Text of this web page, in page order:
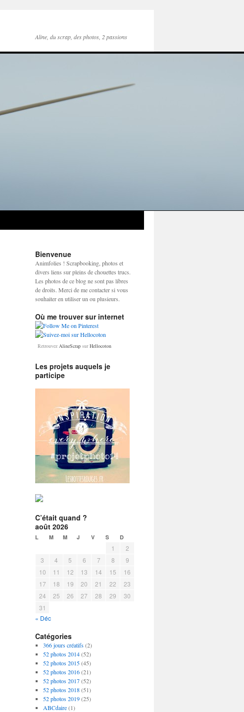
Aline, du scrap, des photos, 2 passions
Bienvenue
Animfolies ! Scrapbooking, photos et
divers liens sur pleins de chouettes trucs.
Les photos de ce blog ne sont pas libres
de droits. Merci de me contacter si vous
souhaiter en utiliser un ou plusieurs.
Où me trouver sur internet
Retrouvez AlineScrap sur Hellocoton
Les projets auquels je
participe
C’était quand ?
août 2026
L M M J V S D
1
2
3
4 5 6 7 8
9
10
11 12 13 14 15
16
17
18 19 20 21 22
23
24
25 26 27 28 29
30
31
« Déc
Catégories
366 jours créatifs(2)
52 photos 2014(52)
52 photos 2015(45)
52 photos 2016(21)
52 photos 2017(52)
52 photos 2018(51)
52 photos 2019(25)
ABCdaire(1)